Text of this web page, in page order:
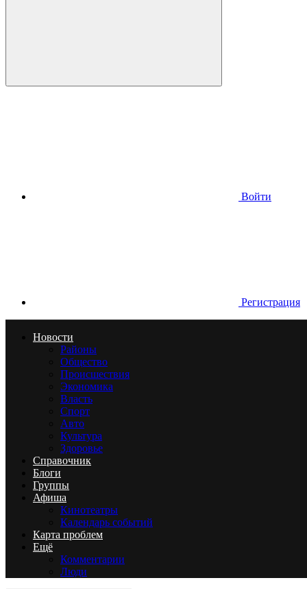
Войти
Регистрация
Новости
Районы
Общество
Происшествия
Экономика
Власть
Спорт
Авто
Культура
Здоровье
Справочник
Блоги
Группы
Афиша
Кинотеатры
Календарь событий
Карта проблем
Ещё
Комментарии
Люди